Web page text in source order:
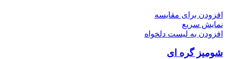
افزودن برای مقایسه
نمایش سریع
افزودن به لیست دلخواه
شومیز گره ای